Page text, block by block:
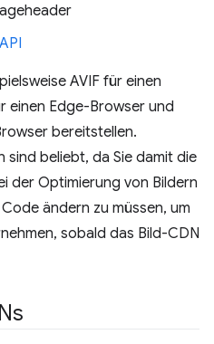
AVIF für einen
einen Edge-Browser und
bereitstellen.
sind beliebt, da Sie damit die
der Optimierung von Bildern
ändern zu müssen, um
sobald das Bild-CDN